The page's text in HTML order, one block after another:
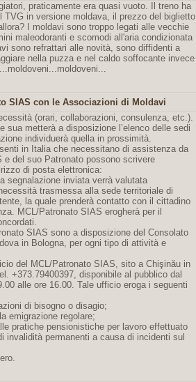
praticamente era quasi vuoto. Il treno ha
in versione moldava, il prezzo del biglietto
I moldavi sono troppo legati alle vecchie
maleodoranti e scomodi all'aria condizionata
sono refrattari alle novità, sono diffidenti a
nella puzza e nel caldo soffocante invece
SIAS con le Associazioni di Moldavi
(orari, collaborazioni, consulenza, etc.).
sua metterà a disposizione l’elenco delle sedi
individuerà quella in prossimità.
in Italia che necessitano di assistenza da
e del suo Patronato possono scrivere
di posta elettronica:
segnalazione inviata verrà valutata
trasmessa alla sede territoriale di
la quale prenderà contatto con il cittadino
MCL/Patronato SIAS erogherà per il
SIAS sono a disposizione del Consolato
in Bologna, per ogni tipo di attività e
del MCL/Patronato SIAS, sito a Chişinău in
+373.79400397, disponibile al pubblico dal
alle ore 16.00. Tale ufficio eroga i seguenti
di bisogno o disagio;
emigrazione regolare;
pratiche pensionistiche per lavoro effettuato
invalidità permanenti a causa di incidenti sul